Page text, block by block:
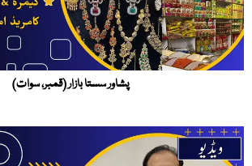
پشاور سستا بازار (قمبر، سوات)